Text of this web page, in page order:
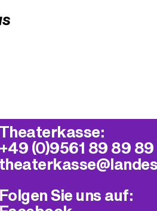
Theaterkasse:
+49 (0)9561 89 89 89
Folgen Sie uns auf: